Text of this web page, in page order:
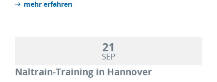
mehr erfahren
21
SEP
Naltrain-Training in Hannover